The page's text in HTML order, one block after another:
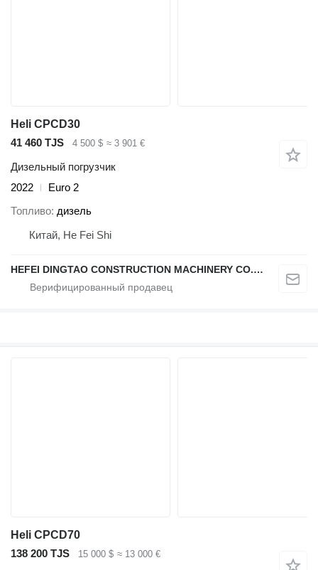
Heli CPCD30
41 460 TJS
4 500 $ ≈ 3 901 €
Дизельный погрузчик
2022
Euro 2
Топливо дизель
Китай, He Fei Shi
HEFEI DINGTAO CONSTRUCTION MACHINERY CO., LIMITED
Heli CPCD70
138 200 TJS
15 000 $ ≈ 13 000 €